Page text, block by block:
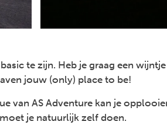
te zijn. Heb je graag een
jouw (only) place to be!
van AS Adventure kan je
je natuurlijk zelf doen.